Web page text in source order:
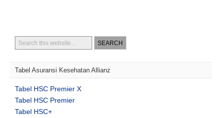
Tabel Asuransi Kesehatan Allianz
Tabel HSC Premier X
Tabel HSC Premier
Tabel HSC+